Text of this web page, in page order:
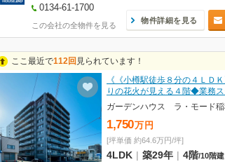
0134-61-1700
この会社の全物件を見る
物件詳細を見る
ここ最近で112回 見られています！
《《小樽駅徒歩８分の４ＬＤ
りの花火が見える４階◆業務
ガーデンハウス ラ・モード稲
1,750万 円
[坪単価 約64.6万円/坪]
4LDK | 築29年 | 4階/10階建